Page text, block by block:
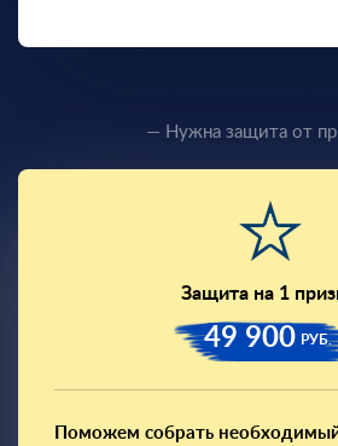
— Нужна защита от
Защита на 1
49 900 РУБ.
Поможем собрать